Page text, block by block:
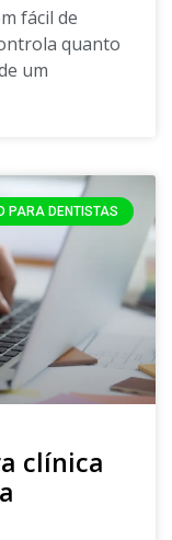
fácil de
quanto
um
PARA DENTISTAS
clínica